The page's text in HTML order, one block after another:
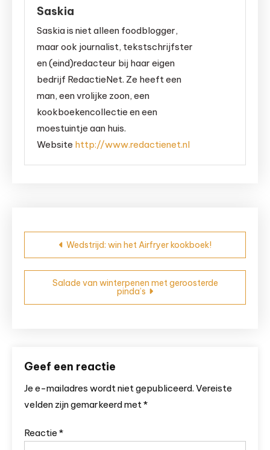
Saskia
Saskia is niet alleen foodblogger,
maar ook journalist, tekstschrijfster
en (eind)redacteur bij haar eigen
bedrijf RedactieNet. Ze heeft een
man, een vrolijke zoon, een
kookboekencollectie en een
moestuintje aan huis.
Website http://www.redactienet.nl
Bericht
navigatie
Wedstrijd: win het Airfryer kookboek!
Salade van winterpenen met geroosterde
pinda’s
Geef een reactie
Je e-mailadres wordt niet gepubliceerd. Vereiste
velden zijn gemarkeerd met *
Reactie *